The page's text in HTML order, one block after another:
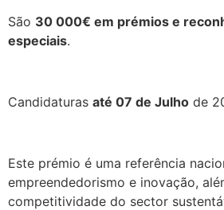
São 30 000€ em prémios e
especiais.
Candidaturas até 07 de Julho de
Este prémio é uma referência
empreendedorismo e inovação,
competitividade do sector